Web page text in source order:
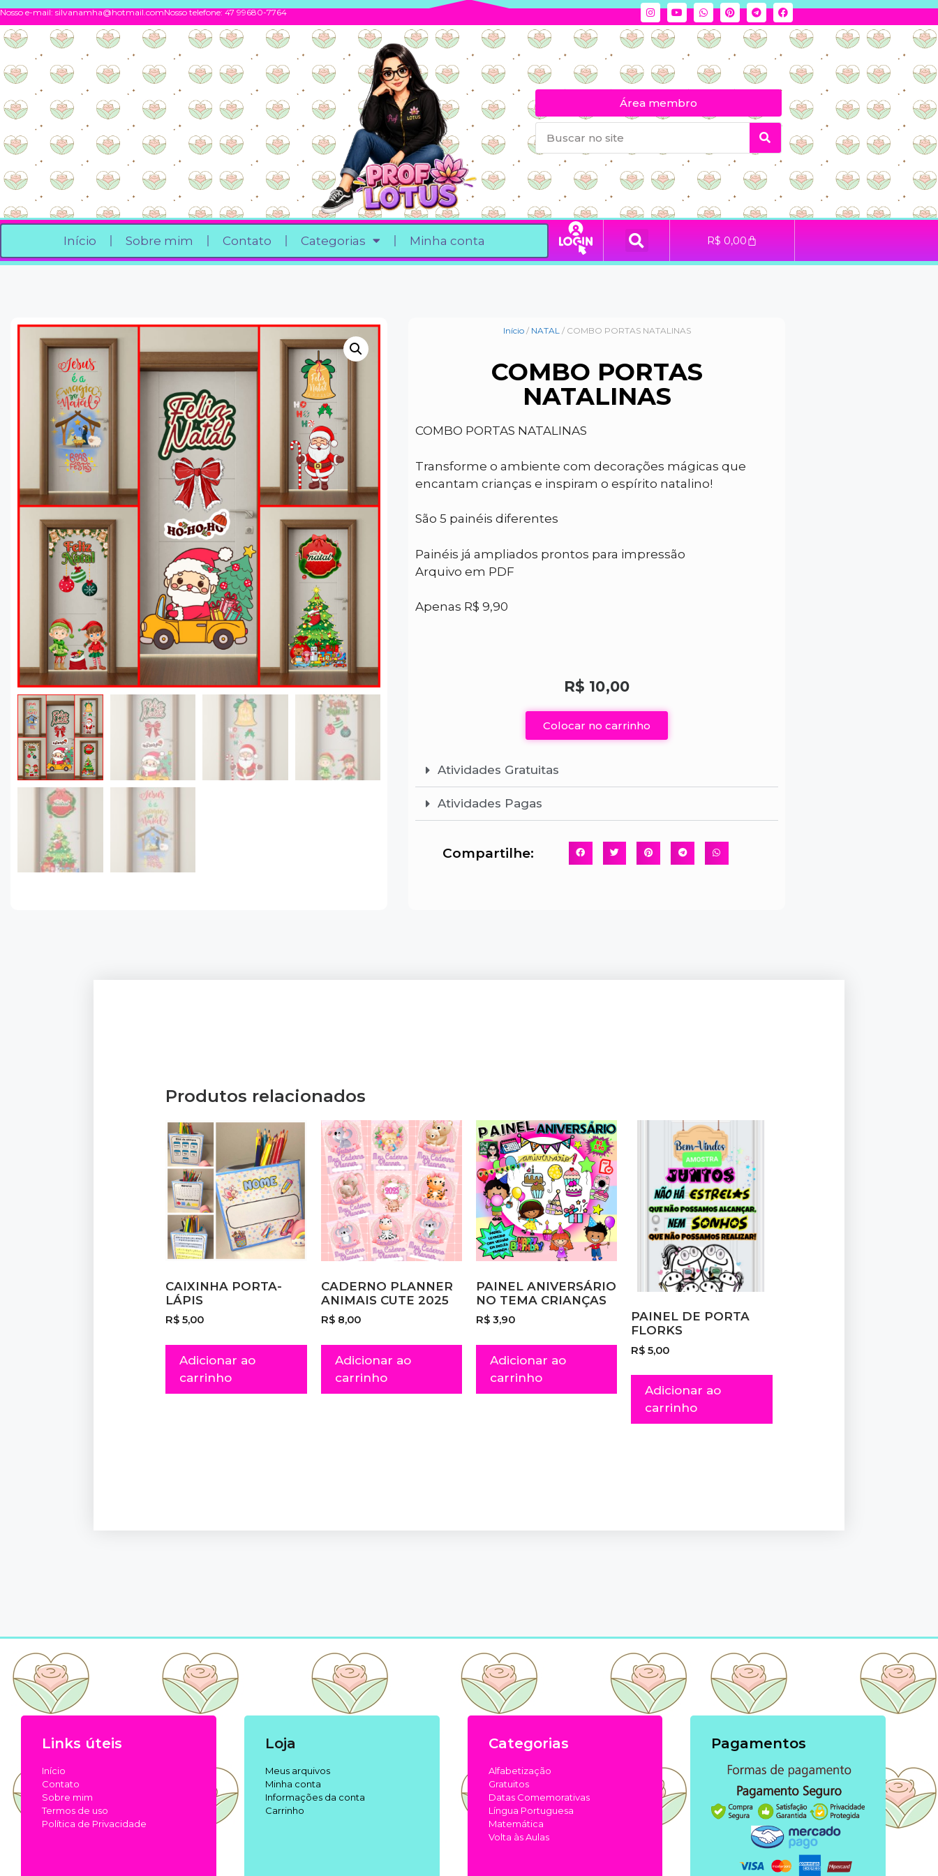
Nosso e-mail: silvanamha@hotmail.comNosso telefone: 47 99680-7764
Área membro
Início Sobre mim Contato Categorias Minha conta R$ 0,00
Início/ NATAL/ COMBO PORTAS NATALINAS
COMBO PORTAS
NATALINAS
COMBO PORTAS NATALINAS
Transforme o ambiente com decorações mágicas que
encantam crianças e inspiram o espírito natalino!
São 5 painéis diferentes
Painéis já ampliados prontos para impressão
Arquivo em PDF
Apenas R$ 9,90
R$ 10,00
Colocar no carrinho
Atividades Gratuitas
Atividades Pagas
Compartilhe:
Produtos relacionados
CAIXINHA PORTA-
LÁPIS
R$ 5,00
Adicionar ao
carrinho
CADERNO PLANNER
ANIMAIS CUTE 2025
R$8,00
Adicionar ao
carrinho
PAINEL ANIVERSÁRIO
NO TEMA CRIANÇAS
R$3,90
Adicionar ao
carrinho
PAINEL DE PORTA
FLORKS
R$ 5,00
Adicionar ao
carrinho
Links úteis
Início
Contato
Sobre mim
Termos de uso
Política de Privacidade
Loja
Meus arquivos
Minha conta
Informações da conta
Carrinho
Categorias
Alfabetização
Gratuitos
Datas Comemorativas
Língua Portuguesa
Matemática
Volta às Aulas
Pagamentos